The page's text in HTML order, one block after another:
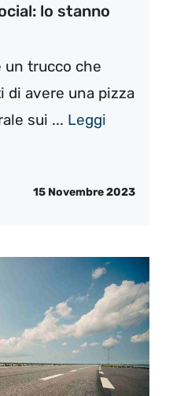
lo stanno
un trucco che
di avere una pizza
sui ... Leggi
15 Novembre 2023